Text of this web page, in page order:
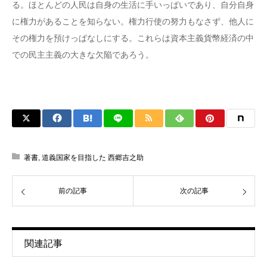
る。ほとんどの人民は自身の生活に手いっぱいであり、自分自身
に権力があることを知らない。権力行使の努力もなさず、他人に
その権力を預けっぱなしにする。これらは資本主義貨幣経済の中
での民主主義の大きな欠陥であろう。
著書, 道義国家を目指した 西郷吉之助
前の記事 次の記事
関連記事